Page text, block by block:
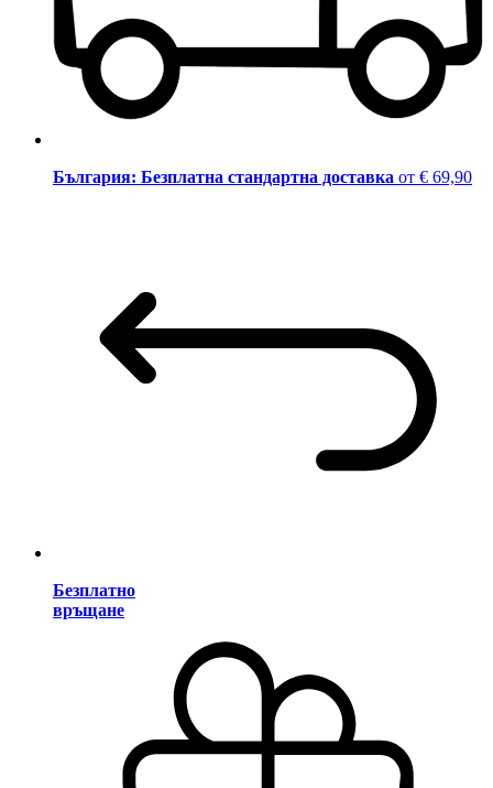
България: Безплатна стандартна доставка от € 69,90
Безплатно
връщане